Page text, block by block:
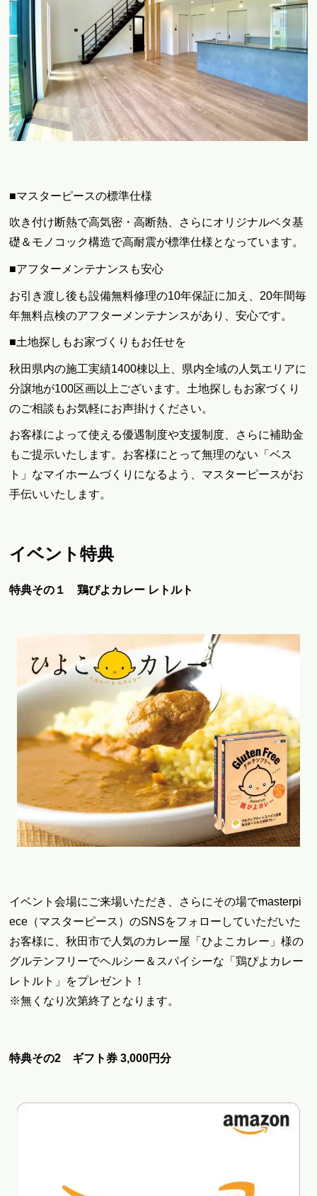
■マスターピースの標準仕様
吹き付け断熱で高気密・高断熱、さらにオリジナルベタ基
礎＆モノコック構造で高耐震が標準仕様となっています。
■アフターメンテナンスも安心
お引き渡し後も設備無料修理の10年保証に加え、20年間毎
年無料点検のアフターメンテナンスがあり、安心です。
■土地探しもお家づくりもお任せを
秋田県内の施工実績1400棟以上、県内全域の人気エリアに
分譲地が100区画以上ございます。土地探しもお家づくり
のご相談もお気軽にお声掛けください。
お客様によって使える優遇制度や支援制度、さらに補助金
もご提示いたします。お客様にとって無理のない「ベス
ト」なマイホームづくりになるよう、マスターピースがお
手伝いいたします。
イベント特典
特典その１ 鶏ぴよカレー レトルト
イベント会場にご来場いただき、さらにその場でmasterpi
ece（マスターピース）のSNSをフォローしていただいた
お客様に、秋田市で人気のカレー屋「ひよこカレー」様の
グルテンフリーでヘルシー＆スパイシーな「鶏ぴよカレー
レトルト」をプレゼント
！
※無くなり次第終了となります。
特典その2 ギフト券 3,000円分